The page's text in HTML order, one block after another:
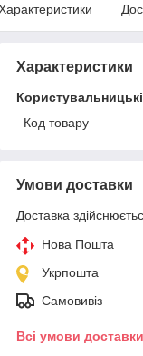
Характеристики
Код товару
Умови доставки
Доставка
Нова Пошта
Укрпошта
Самовивіз
Всі умови доставки